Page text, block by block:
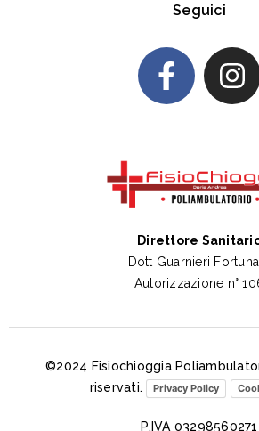
Direttore
Dott Guarnieri
Autorizzazione n°
Seguici
©2024 Fisiochioggia
riservati.
Privacy Policy
P.IVA 03298560271